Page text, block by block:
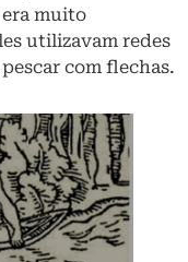
muito
utilizavam redes
com flechas.